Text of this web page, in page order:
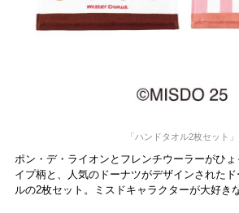
「ハンドタオル2枚セット」
ポン・デ・ライオンとフレンチウーラーがひ
イプ柄と、人気のドーナツがデザインされた
ルの2枚セット。ミスドキャラクターが大好き